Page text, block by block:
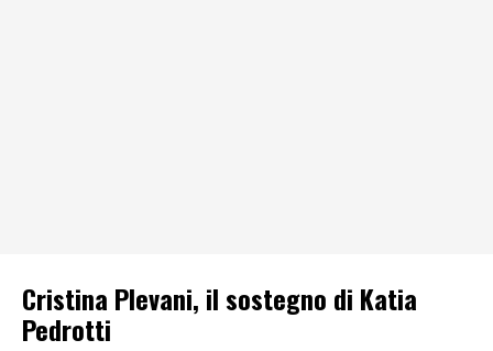
Cristina Plevani, il sostegno di Katia
Pedrotti